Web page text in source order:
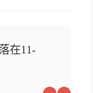
在11-